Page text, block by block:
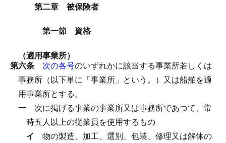
第二章 被保険者
第一節 資格
（適用事業所）
第六条
次の各号のいずれかに該当する事業所若しくは
事務所（以下単に「事業所」という。）又は船舶を適
用事業所とする。
一
次に掲げる事業の事業所又は事務所であつて、常
時五人以上の従業員を使用するもの
イ
物の製造、加工、選別、包装、修理又は解体の